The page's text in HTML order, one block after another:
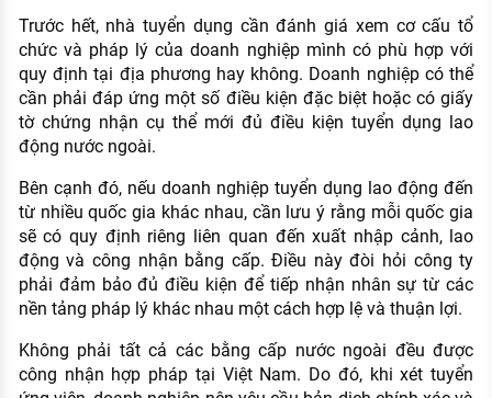
Trước hết, nhà tuyển dụng cần đánh giá xem cơ cấu tổ
chức và pháp lý của doanh nghiệp mình có phù hợp với
quy định tại địa phương hay không. Doanh nghiệp có thể
cần phải đáp ứng một số điều kiện đặc biệt hoặc có giấy
tờ chứng nhận cụ thể mới đủ điều kiện tuyển dụng lao
động nước ngoài.
Bên cạnh đó, nếu doanh nghiệp tuyển dụng lao động đến
từ nhiều quốc gia khác nhau, cần lưu ý rằng mỗi quốc gia
sẽ có quy định riêng liên quan đến xuất nhập cảnh, lao
động và công nhận bằng cấp. Điều này đòi hỏi công ty
phải đảm bảo đủ điều kiện để tiếp nhận nhân sự từ các
nền tảng pháp lý khác nhau một cách hợp lệ và thuận lợi.
Không phải tất cả các bằng cấp nước ngoài đều được
công nhận hợp pháp tại Việt Nam. Do đó, khi xét tuyển